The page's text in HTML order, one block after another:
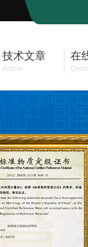
技术文章
Article
在